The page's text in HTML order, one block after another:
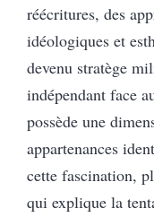
réécritures, des
idéologiques et
devenu stratège
indépendant face
possède une
appartenances
cette fascination,
qui explique la